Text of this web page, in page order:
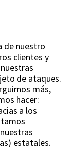
de nuestro
clientes y
de ataques.
más,
hacer:
a los
estatales.